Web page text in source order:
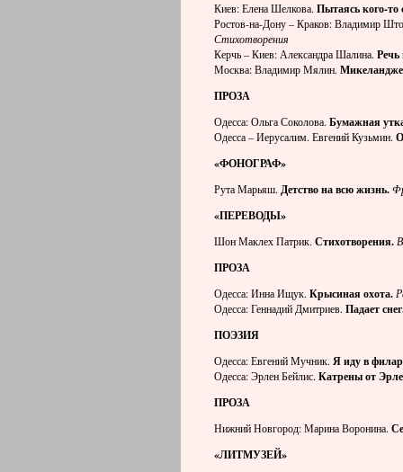
Киев: Елена Шелкова. Пытаясь кого-то
Ростов-на-Дону – Краков: Владимир
Стихотворения
Керчь – Киев: Александра Шалина. Речь
Москва: Владимир Мялин.
ПРОЗА
Одесса: Ольга Соколова. Бумажная
Одесса – Иерусалим. Евгений Кузьмин.
«ФОНОГРАФ»
Рута Марьяш. Детство на всю жизнь.
«ПЕРЕВОДЫ»
Шон Маклех Патрик. Стихотворения.
ПРОЗА
Одесса: Инна Ищук. Крысиная охота.
Одесса: Геннадий Дмитриев. Падает
ПОЭЗИЯ
Одесса: Евгений Мучник. Я иду в
Одесса: Эрлен Бейлис. Катрены от
ПРОЗА
Нижний Новгород: Марина Воронина.
«ЛИТМУЗЕЙ»